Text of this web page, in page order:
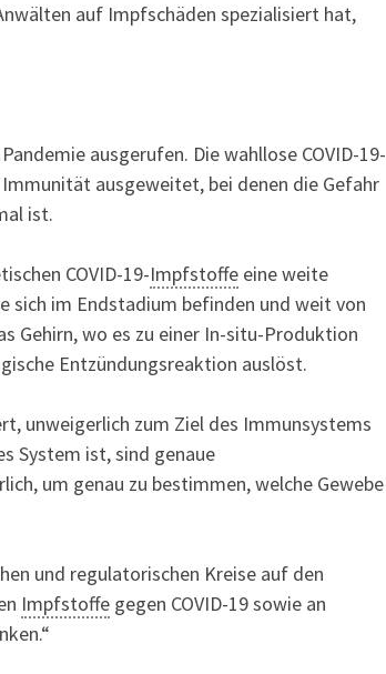
auf Impfschäden spezialisiert hat,
ausgerufen. Die wahllose COVID-19-
ausgeweitet, bei denen die Gefahr
ist.
COVID-19-Impfstoffe eine weite
sich im Endstadium befinden und weit von
Gehirn, wo es zu einer In-situ-Produktion
Entzündungsreaktion auslöst.
unweigerlich zum Ziel des Immunsystems
System ist, sind genaue
um genau zu bestimmen, welche Gewebe
und regulatorischen Kreise auf den
Impfstoffe gegen COVID-19 sowie an